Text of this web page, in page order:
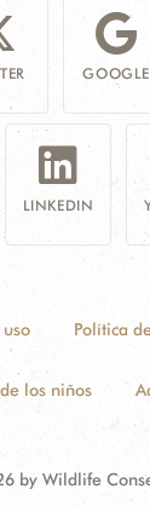
GOOGLE
LINKEDIN
Política
los niños
by Wildlife